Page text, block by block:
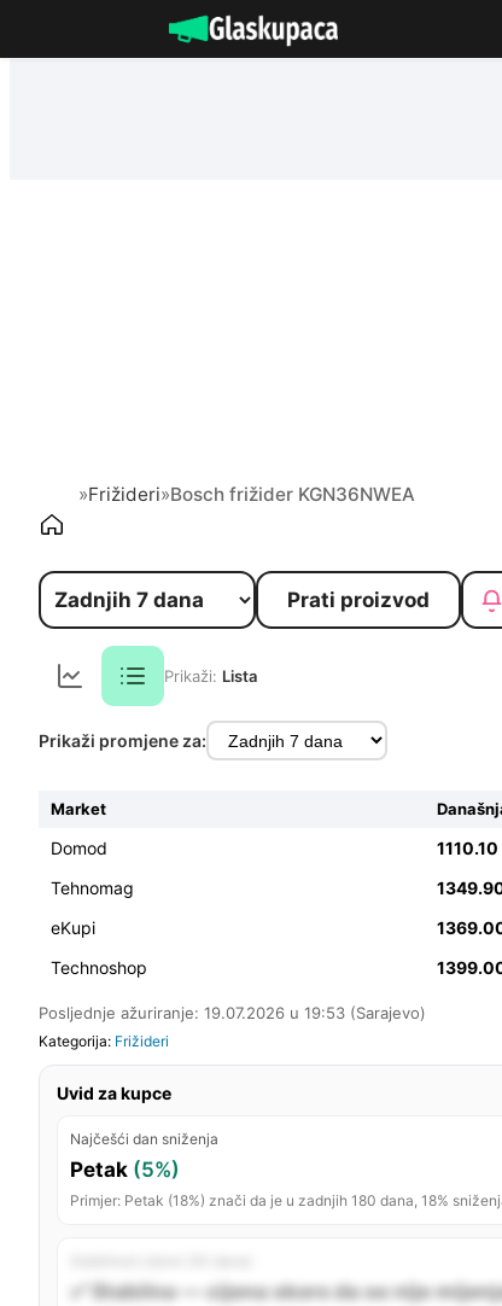
na
»Frižideri»Bosch frižider KGN36NWEA
Prati proizvod
Prikaži: Lista
Prikaži promjene za:
Market
Domod 1110.10
Tehnomag
eKupi
Technoshop
Posljednje ažuriranje: 19.07.2026 u 19:53 (Sarajevo)
Kategorija: Frižideri
Uvid za kupce
Najčešći dan sniženja
Petak (5%)
Primjer: Petak (18%) znači da je u zadnjih 180 dana, 18%
✅ Stabilna — cijena skoro da se nije